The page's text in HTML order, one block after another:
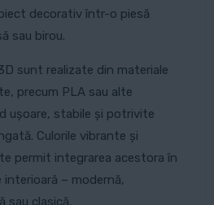
decorativ într-o piesă
sau birou.
sunt realizate din materiale
precum PLA sau alte
ușoare, stabile și potrivite
Culorile vibrante și
permit integrarea acestora în
interioară – modernă,
sau clasică.